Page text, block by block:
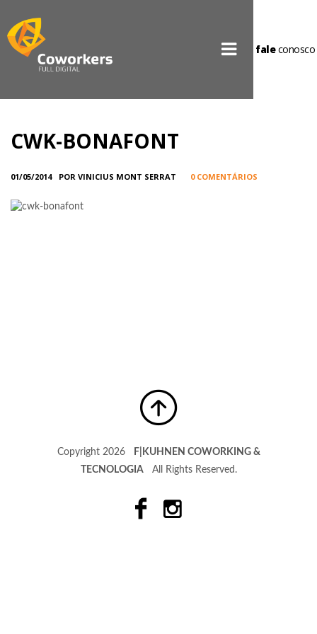
faleconosco
CWK-BONAFONT
01/05/2014 POR VINICIUS MONT SERRAT 0 COMENTÁRIOS
Copyright 2026
F|KUHNEN COWORKING &
TECNOLOGIAAll Rights Reserved.